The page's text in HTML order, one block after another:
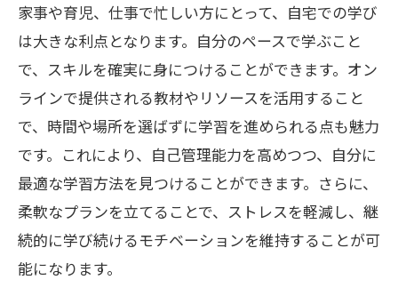
家事や育児、仕事で忙しい方にとって、自宅での学び
は大きな利点となります。自分のペースで学ぶこと
で、スキルを確実に身につけることができます。オン
ラインで提供される教材やリソースを活用すること
で、時間や場所を選ばずに学習を進められる点も魅力
です。これにより、自己管理能力を高めつつ、自分に
最適な学習方法を見つけることができます。さらに、
柔軟なプランを立てることで、ストレスを軽減し、継
続的に学び続けるモチベーションを維持することが可
能になります。